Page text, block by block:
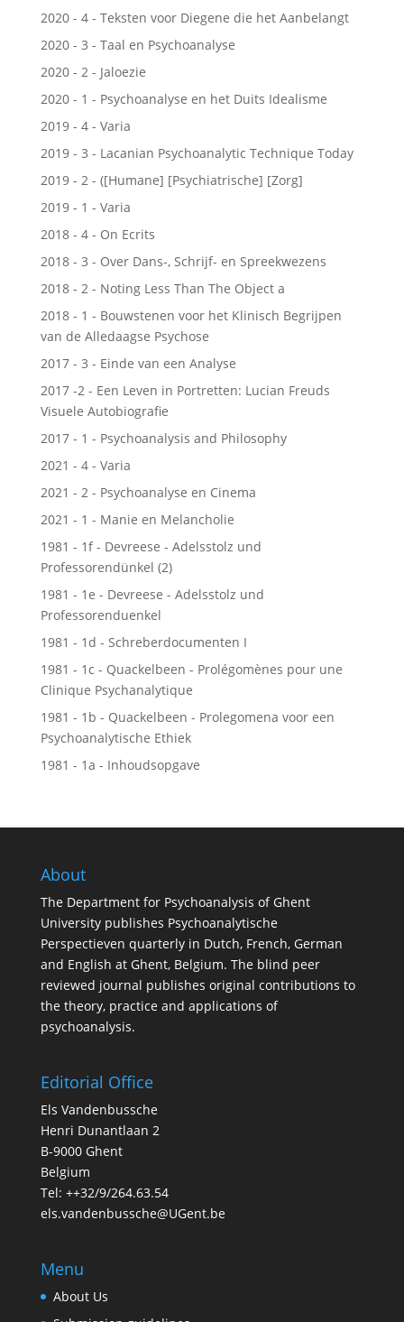
2020 - 4 - Teksten voor Diegene die het Aanbelangt
2020 - 3 - Taal en Psychoanalyse
2020 - 2 - Jaloezie
2020 - 1 - Psychoanalyse en het Duits Idealisme
2019 - 4 - Varia
2019 - 3 - Lacanian Psychoanalytic Technique Today
2019 - 2 - ([Humane] [Psychiatrische] [Zorg]
2019 - 1 - Varia
2018 - 4 - On Ecrits
2018 - 3 - Over Dans-, Schrijf- en Spreekwezens
2018 - 2 - Noting Less Than The Object a
2018 - 1 - Bouwstenen voor het Klinisch Begrijpen
van de Alledaagse Psychose
2017 - 3 - Einde van een Analyse
2017 -2 - Een Leven in Portretten: Lucian Freuds
Visuele Autobiografie
2017 - 1 - Psychoanalysis and Philosophy
2021 - 4 - Varia
2021 - 2 - Psychoanalyse en Cinema
2021 - 1 - Manie en Melancholie
1981 - 1f - Devreese - Adelsstolz und
Professorendünkel (2)
1981 - 1e - Devreese - Adelsstolz und
Professorenduenkel
1981 - 1d - Schreberdocumenten I
1981 - 1c - Quackelbeen - Prolégomènes pour une
Clinique Psychanalytique
1981 - 1b - Quackelbeen - Prolegomena voor een
Psychoanalytische Ethiek
1981 - 1a - Inhoudsopgave
About
The Department for Psychoanalysis of Ghent
University publishes Psychoanalytische
Perspectieven quarterly in Dutch, French, German
and English at Ghent, Belgium. The blind peer
reviewed journal publishes original contributions to
the theory, practice and applications of
psychoanalysis.
Editorial Office
Els Vandenbussche
Henri Dunantlaan 2
B-9000 Ghent
Belgium
Tel: ++32/9/264.63.54
els.vandenbussche@UGent.be
Menu
About Us